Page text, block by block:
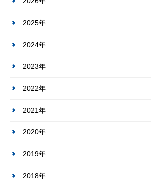
2025年
2024年
2023年
2022年
2021年
2020年
2019年
2018年